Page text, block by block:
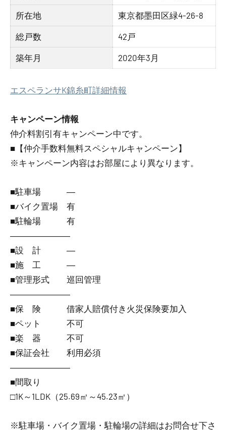
所在地 東京都墨田区緑4-26-8
総戸数 42戸
築年月 2020年3月
エスペランサK錦糸町詳細情報
キャンペーン情報
仲介料割引有キャンペーン中です。
■【仲介手数料無料スペシャルキャンペーン】
※キャンペーン内容はお部屋により異なります。
■駐車場 ―
■バイク置場 有
■駐輪場 有
―――――――
■設 計 ―
■施 工 ―
■管理形式 巡回管理
―――――――
■保 険 借家人賠償付き火災保険要加入
■ペット 不可
■楽 器 不可
■保証会社 利用必須
―――――――
■間取り
□1K～1LDK（25.69㎡～45.23㎡）
※駐車場・バイク置場・駐輪場の詳細はお問合せ下さ